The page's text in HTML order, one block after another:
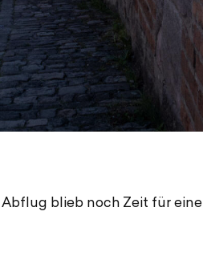
blieb noch Zeit für eine